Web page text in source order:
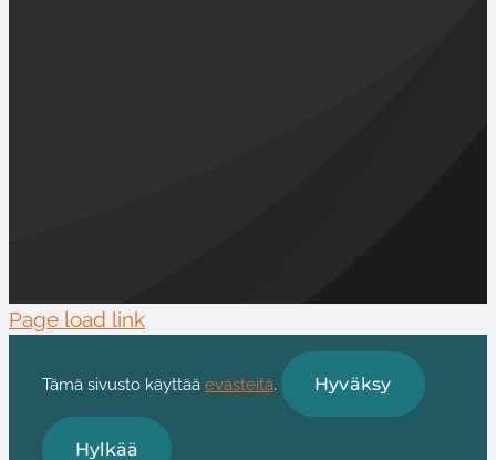
Page load link
Tämä sivusto käyttää evästeitä. Hyväksy
Hylkää